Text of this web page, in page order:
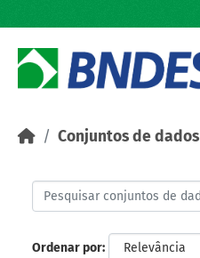
Conjuntos de dados
Ordenar por